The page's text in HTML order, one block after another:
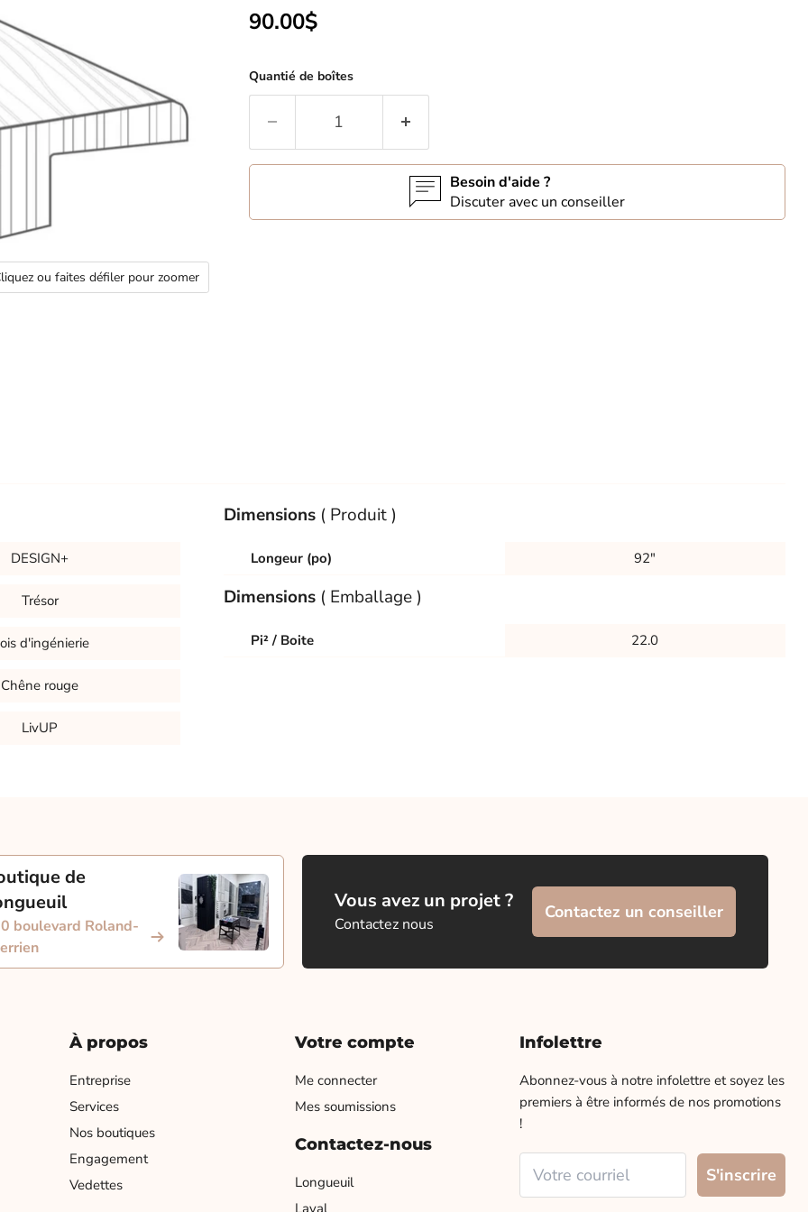
ou faites défiler pour zoomer
Prix actuel
90.00$
Quantié de boîtes
Besoin d'aide ?
Discuter avec un conseiller
DESIGN+
Trésor
d'ingénierie
Chêne rouge
LivUP
Dimensions ( Produit )
Longeur (po) 92"
Dimensions ( Emballage )
Pi² / Boite 22.0
de
boulevard Roland-
Vous avez un projet ?
Contactez nous
Contactez un conseiller
À propos
Entreprise
Services
Nos boutiques
Engagement
Vedettes
Votre compte
Me connecter
Mes soumissions
Contactez-nous
Longueuil
Infolettre
Abonnez-vous à notre infolettre et soyez les
premiers à être informés de nos promotions
!